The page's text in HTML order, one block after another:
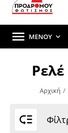
 ΜΕΝΟΎ 
Αρχική /
